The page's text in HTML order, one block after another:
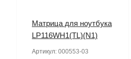
Матрица для ноутбука
LP116WH1(TL)(N1)
Артикул: 000553-03